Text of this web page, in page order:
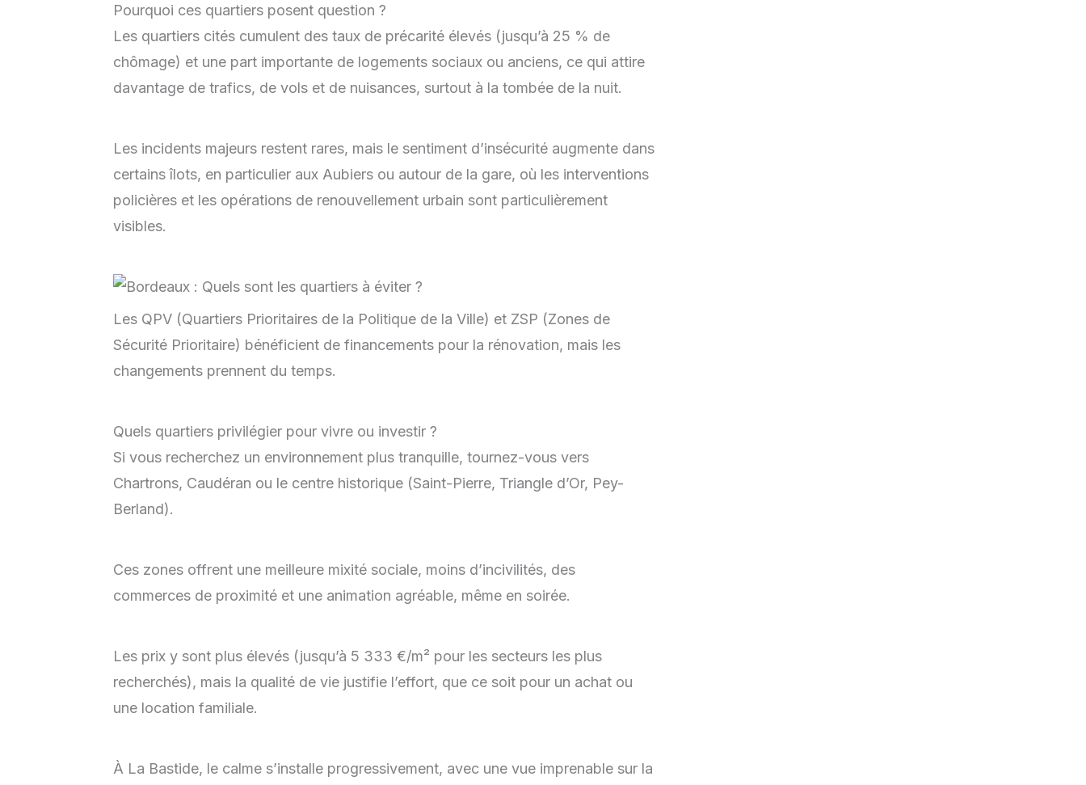
Pourquoi ces quartiers posent question ?
Les quartiers cités cumulent des taux de précarité élevés (jusqu’à 25 % de
chômage) et une part importante de logements sociaux ou anciens, ce qui attire
davantage de trafics, de vols et de nuisances, surtout à la tombée de la nuit.
Les incidents majeurs restent rares, mais le sentiment d’insécurité augmente dans
certains îlots, en particulier aux Aubiers ou autour de la gare, où les interventions
policières et les opérations de renouvellement urbain sont particulièrement
visibles.
Les QPV (Quartiers Prioritaires de la Politique de la Ville) et ZSP (Zones de
Sécurité Prioritaire) bénéficient de financements pour la rénovation, mais les
changements prennent du temps.
Quels quartiers privilégier pour vivre ou investir ?
Si vous recherchez un environnement plus tranquille, tournez-vous vers
Chartrons, Caudéran ou le centre historique (Saint-Pierre, Triangle d’Or, Pey-
Berland).
Ces zones offrent une meilleure mixité sociale, moins d’incivilités, des
commerces de proximité et une animation agréable, même en soirée.
Les prix y sont plus élevés (jusqu’à 5 333 €/m² pour les secteurs les plus
recherchés), mais la qualité de vie justifie l’effort, que ce soit pour un achat ou
une location familiale.
À La Bastide, le calme s’installe progressivement, avec une vue imprenable sur la